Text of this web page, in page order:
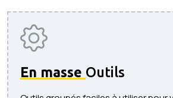
En masse Outils